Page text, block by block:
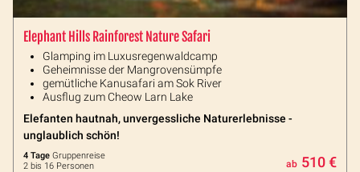
Elephant Hills Rainforest Nature Safari
Glamping im Luxusregenwaldcamp
Geheimnisse der Mangrovensümpfe
gemütliche Kanusafari am Sok River
Ausflug zum Cheow Larn Lake
Elefanten hautnah, unvergessliche Naturerlebnisse -
unglaublich schön!
4 Tage Gruppenreise
2 bis 16 Personen
ab 510 €